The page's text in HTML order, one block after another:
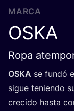
MARCA
OSKA
Ropa
OSKA se fun­dó
sigue tenien­do
cre­ci­do has­ta